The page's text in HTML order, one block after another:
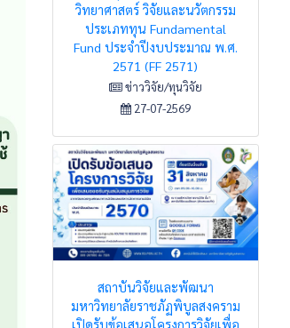
วิทยาศาสตร์ วิจัยและนวัตกรรม
ประเภททุน Fundamental
Fund ประจำปีงบประมาณ พ.ศ.
2571 (FF 2571)
ข่าววิจัย/ทุนวิจัย
27-07-2569
สถาบันวิจัยและพัฒนา
มหาวิทยาลัยราชภัฏพิบูลสงคราม
เปิดรับข้อเสนอโครงการวิจัยเพื่อ